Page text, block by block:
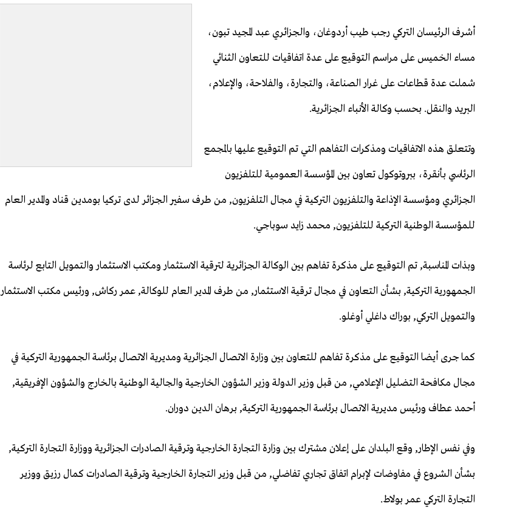
أشرف الرئيسان التركي رجب طيب أردوغان، والجزائري عبد المجيد تبون،
مساء الخميس على مراسم التوقيع على عدة اتفاقيات للتعاون الثنائي
شملت عدة قطاعات على غرار الصناعة، والتجارة، والفلاحة، والإعلام،
البريد والنقل. بحسب وكالة الأنباء الجزائرية.
وتتعلق هذه الاتفاقيات ومذكرات التفاهم التي تم التوقيع عليها بالمجمع
الرئاسي بأنقرة، ببروتوكول تعاون بين المؤسسة العمومية للتلفزيون
الجزائري ومؤسسة الإذاعة والتلفزيون التركية في مجال التلفزيون, من طرف سفير الجزائر لدى تركيا بومدين قناد والمدير العام
للمؤسسة الوطنية التركية للتلفزيون, محمد زايد سوباجي.
وبذات المناسبة, تم التوقيع على مذكرة تفاهم بين الوكالة الجزائرية لترقية الاستثمار ومكتب الاستثمار والتمويل التابع لرئاسة
الجمهورية التركية, بشأن التعاون في مجال ترقية الاستثمار, من طرف المدير العام للوكالة, عمر ركاش, ورئيس مكتب الاستثمار
والتمويل التركي, بوراك داغلي أوغلو.
كما جرى أيضا التوقيع على مذكرة تفاهم للتعاون بين وزارة الاتصال الجزائرية ومديرية الاتصال برئاسة الجمهورية التركية في
مجال مكافحة التضليل الإعلامي, من قبل وزير الدولة وزير الشؤون الخارجية والجالية الوطنية بالخارج والشؤون الإفريقية,
أحمد عطاف ورئيس مديرية الاتصال برئاسة الجمهورية التركية, برهان الدين دوران.
وفي نفس الإطار, وقع البلدان على إعلان مشترك بين وزارة التجارة الخارجية وترقية الصادرات الجزائرية ووزارة التجارة التركية,
بشأن الشروع في مفاوضات لإبرام اتفاق تجاري تفاضلي, من قبل وزير التجارة الخارجية وترقية الصادرات كمال رزيق ووزير
التجارة التركي عمر بولاط.